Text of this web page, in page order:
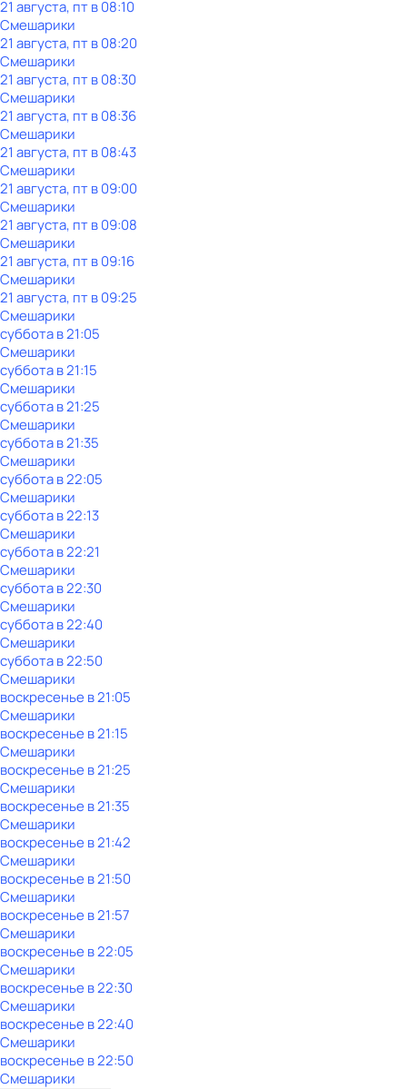
21 августа, пт в 08:10
Смешарики
21 августа, пт в 08:20
Смешарики
21 августа, пт в 08:30
Смешарики
21 августа, пт в 08:36
Смешарики
21 августа, пт в 08:43
Смешарики
21 августа, пт в 09:00
Смешарики
21 августа, пт в 09:08
Смешарики
21 августа, пт в 09:16
Смешарики
21 августа, пт в 09:25
Смешарики
субботав21:05
Смешарики
субботав21:15
Смешарики
субботав21:25
Смешарики
субботав21:35
Смешарики
субботав22:05
Смешарики
субботав22:13
Смешарики
субботав22:21
Смешарики
субботав22:30
Смешарики
субботав22:40
Смешарики
субботав22:50
Смешарики
воскресенье в21:05
Смешарики
воскресенье в21:15
Смешарики
воскресенье в21:25
Смешарики
воскресенье в21:35
Смешарики
воскресенье в21:42
Смешарики
воскресенье в21:50
Смешарики
воскресенье в21:57
Смешарики
воскресенье в22:05
Смешарики
воскресенье в22:30
Смешарики
воскресенье в22:40
Смешарики
воскресенье в22:50
Смешарики